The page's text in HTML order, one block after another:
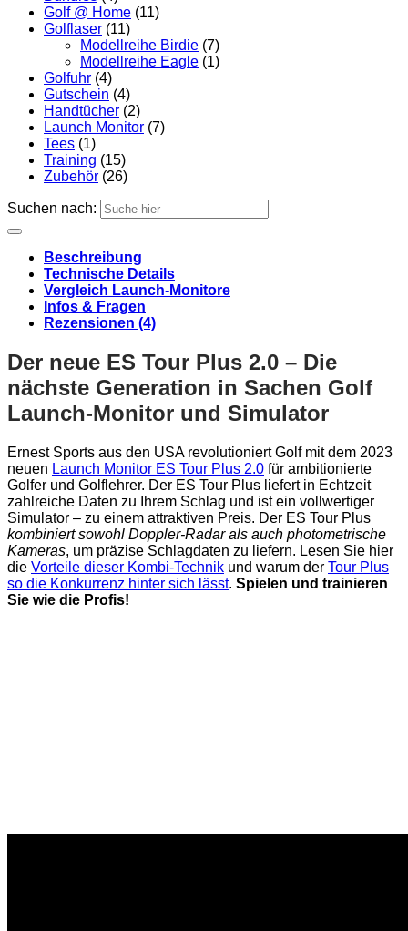
Golf @ Home (11)
Golflaser (11)
Modellreihe Birdie (7)
Modellreihe Eagle (1)
Golfuhr (4)
Gutschein (4)
Handtücher (2)
Launch Monitor (7)
Tees (1)
Training (15)
Zubehör (26)
Suchen nach:
Beschreibung
Technische Details
Vergleich Launch-Monitore
Infos & Fragen
Rezensionen (4)
Der neue ES Tour Plus 2.0 – Die
nächste Generation in Sachen Golf
Launch-Monitor und Simulator
Ernest Sports aus den USA revolutioniert Golf mit dem 2023
neuen Launch Monitor ES Tour Plus 2.0 für ambitionierte
Golfer und Golflehrer. Der ES Tour Plus liefert in Echtzeit
zahlreiche Daten zu Ihrem Schlag und ist ein vollwertiger
Simulator – zu einem attraktiven Preis. Der ES Tour Plus
kombiniert sowohl Doppler-Radar als auch photometrische
Kameras, um präzise Schlagdaten zu liefern. Lesen Sie hier
die Vorteile dieser Kombi-Technik und warum der Tour Plus
so die Konkurrenz hinter sich lässt. Spielen und trainieren
Sie wie die Profis!